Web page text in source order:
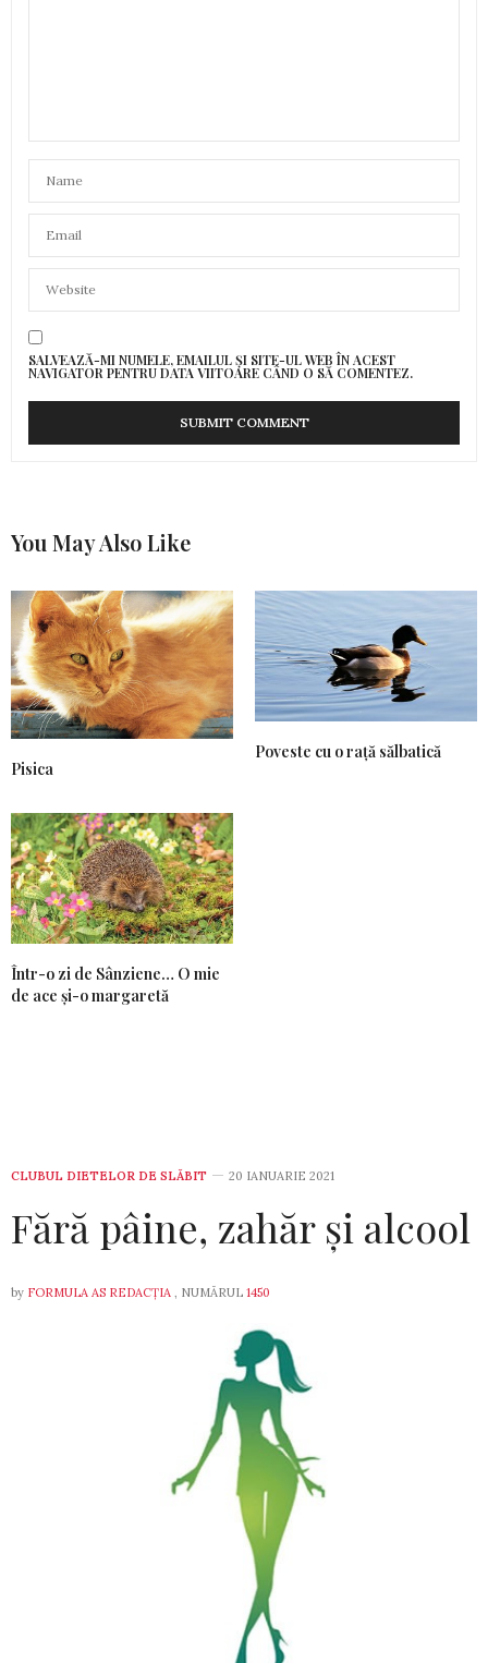
SALVEAZĂ-MI NUMELE, EMAILUL ȘI SITE-UL WEB ÎN ACEST
NAVIGATOR PENTRU DATA VIITOARE CÂND O SĂ COMENTEZ.
You May Also Like
Pisica
Poveste cu o rață sălbatică
Într-o zi de Sânziene… O mie
de ace și-o margaretă
CLUBUL DIETELOR DE SLĂBIT 20 IANUARIE 2021
Fără pâine, zahăr și alcool
by FORMULA AS REDACȚIA , NUMĂRUL 1450